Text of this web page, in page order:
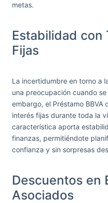
metas.
Estabilidad con
Fijas
La incertidumbre en torno a
una preocupación cuando
embargo, el Préstamo
interés fijas durante toda la
característica aporta
finanzas, permitiéndote
confianza y sin sorpresas
Descuentos en
Asociados